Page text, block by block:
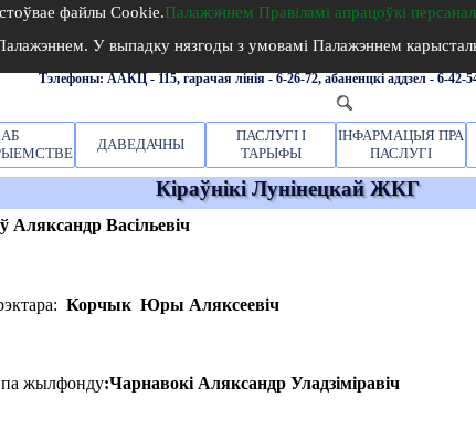
файлы Cookie.Палажэннем Правіламі апрацоўкі
. У выпадку нязгоды з умовамі Палажэннем
АБ
ДАВЕДАЧНЫ
ПАСЛУГІ І
ТАРЫФЫ
ІНФАРМАЦЫЯ ПРА
ПАСЛУГІ
Л у н і н е ц к а е
Тэлефоны: ААКЦ - 115, гарачая лінія - 6-26-72, абаненцкі аддзел - 6-
Кіраўнікі Лунінецкай ЖКГ
Аляксандр Васільевіч
: Корчык Юры Аляксеевіч
па жылфонду:Чарнавокі Аляксандр Уладзіміравіч